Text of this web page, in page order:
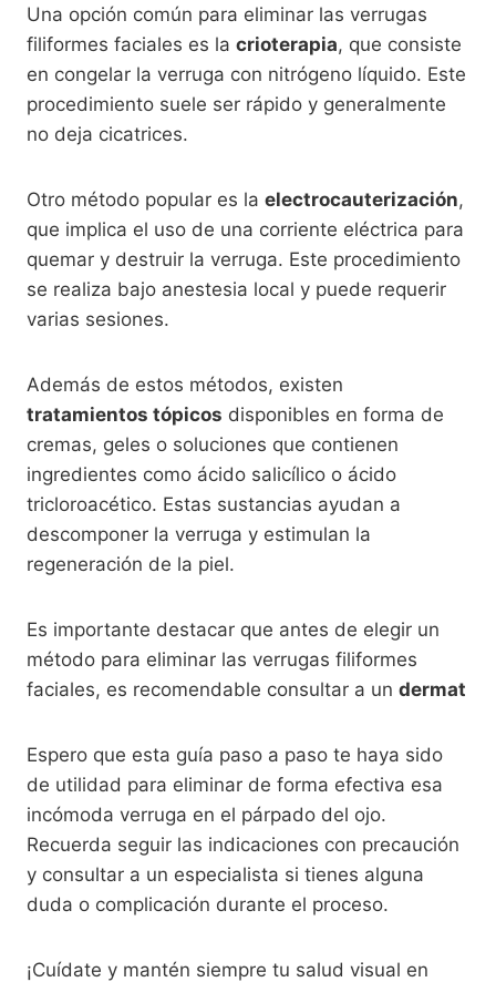
Una opción común para eliminar las verrugas
filiformes faciales es la crioterapia, que consiste
en congelar la verruga con nitrógeno líquido. Este
procedimiento suele ser rápido y generalmente
no deja cicatrices.
Otro método popular es la electrocauterización,
que implica el uso de una corriente eléctrica para
quemar y destruir la verruga. Este procedimiento
se realiza bajo anestesia local y puede requerir
varias sesiones.
Además de estos métodos, existen
tratamientos tópicos disponibles en forma de
cremas, geles o soluciones que contienen
ingredientes como ácido salicílico o ácido
tricloroacético. Estas sustancias ayudan a
descomponer la verruga y estimulan la
regeneración de la piel.
Es importante destacar que antes de elegir un
método para eliminar las verrugas filiformes
faciales, es recomendable consultar a un dermat
Espero que esta guía paso a paso te haya sido
de utilidad para eliminar de forma efectiva esa
incómoda verruga en el párpado del ojo.
Recuerda seguir las indicaciones con precaución
y consultar a un especialista si tienes alguna
duda o complicación durante el proceso.
¡Cuídate y mantén siempre tu salud visual en